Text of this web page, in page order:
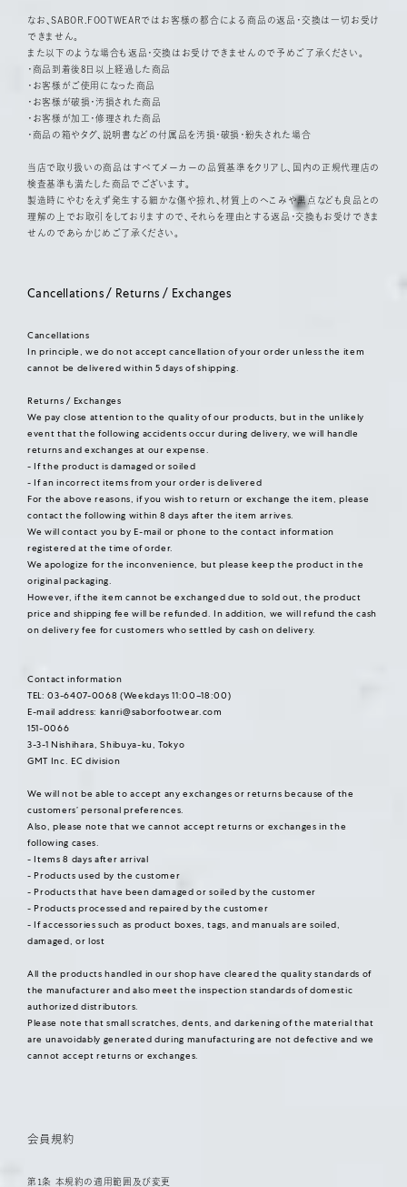
なお、SABOR.FOOTWEARではお客様の都合による商品の返品・交換は一切お受け
できません。
また以下のような場合も返品・交換はお受けできませんので予めご了承ください。
・商品到着後8日以上経過した商品
・お客様がご使用になった商品
・お客様が破損・汚損された商品
・お客様が加工・修理された商品
・商品の箱やタグ、説明書などの付属品を汚損・破損・紛失された場合
当店で取り扱いの商品はすべてメーカーの品質基準をクリアし、国内の正規代理店の
検査基準も満たした商品でございます。
製造時にやむをえず発生する細かな傷や掠れ、材質上のへこみや黒点なども良品との
理解の上でお取引をしておりますので、それらを理由とする返品・交換もお受けできま
せんのであらかじめご了承ください。
Cancellations / Returns / Exchanges
Cancellations
In principle, we do not accept cancellation of your order unless the item
cannot be delivered within 5 days of shipping.
Returns / Exchanges
We pay close attention to the quality of our products, but in the unlikely
event that the following accidents occur during delivery, we will handle
returns and exchanges at our expense.
- If the product is damaged or soiled
- If an incorrect items from your order is delivered
For the above reasons, if you wish to return or exchange the item, please
contact the following within 8 days after the item arrives.
We will contact you by E-mail or phone to the contact information
registered at the time of order.
We apologize for the inconvenience, but please keep the product in the
original packaging.
However, if the item cannot be exchanged due to sold out, the product
price and shipping fee will be refunded. In addition, we will refund the cash
on delivery fee for customers who settled by cash on delivery.
Contact information
TEL: 03-6407-0068 (Weekdays 11:00–18:00)
E-mail address: kanri@saborfootwear.com
151-0066
3-3-1 Nishihara, Shibuya-ku, Tokyo
GMT Inc. EC division
We will not be able to accept any exchanges or returns because of the
customers’ personal preferences.
Also, please note that we cannot accept returns or exchanges in the
following cases.
- Items 8 days after arrival
- Products used by the customer
- Products that have been damaged or soiled by the customer
- Products processed and repaired by the customer
- If accessories such as product boxes, tags, and manuals are soiled,
damaged, or lost
All the products handled in our shop have cleared the quality standards of
the manufacturer and also meet the inspection standards of domestic
authorized distributors.
Please note that small scratches, dents, and darkening of the material that
are unavoidably generated during manufacturing are not defective and we
cannot accept returns or exchanges.
会員規約
第1条 本規約の適用範囲及び変更